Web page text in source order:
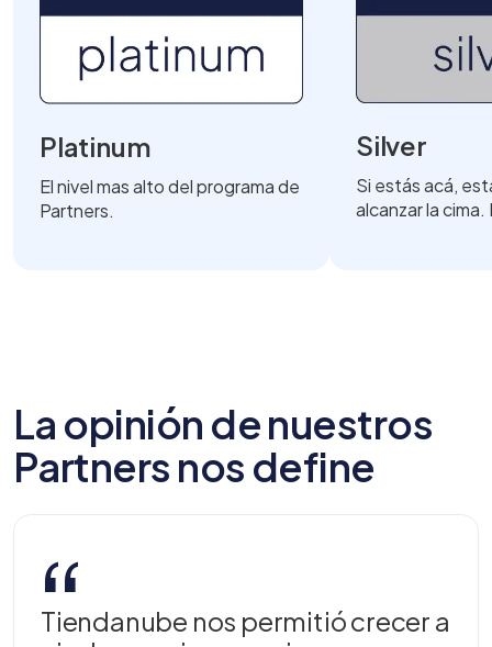
Platinum
El nivel mas alto del programa de
Partners.
Silver
Si estás acá,
alcanzar la
La opinión de nuestros
Partners nos define
“
Tiendanube nos permitió crecer a